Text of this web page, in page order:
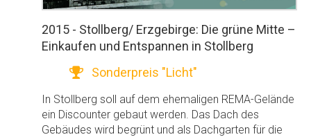
2015 - Stollberg/ Erzgebirge: Die grüne Mitte –
Einkaufen und Entspannen in Stollberg
Sonderpreis "Licht"
In Stollberg soll auf dem ehemaligen REMA-Gelände
ein Discounter gebaut werden. Das Dach des
Gebäudes wird begrünt und als Dachgarten für die